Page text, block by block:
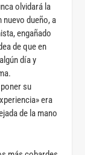
olvidará la
nuevo dueño, a
engañado
de que en
día y
su
era
de la mano